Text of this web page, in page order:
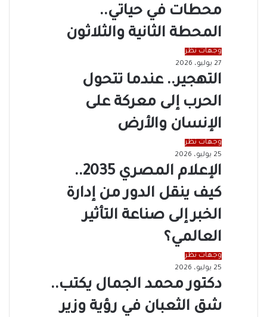
محطات في حياتي..
المحطة الثانية والثلاثون
وجهات نظر
27 يوليو، 2026
التهجير.. عندما تتحول
الحرب إلى معركة على
الإنسان والأرض
وجهات نظر
25 يوليو، 2026
الإعلام المصري 2035..
كيف ينقل الدور من إدارة
الخبر إلى صناعة التأثير
العالمي؟
وجهات نظر
25 يوليو، 2026
دكتور محمد الجمال يكتب..
شق الثعبان في رؤية وزير